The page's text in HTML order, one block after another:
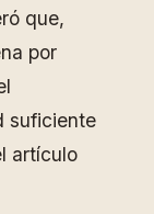
que,
por
suficiente
artículo